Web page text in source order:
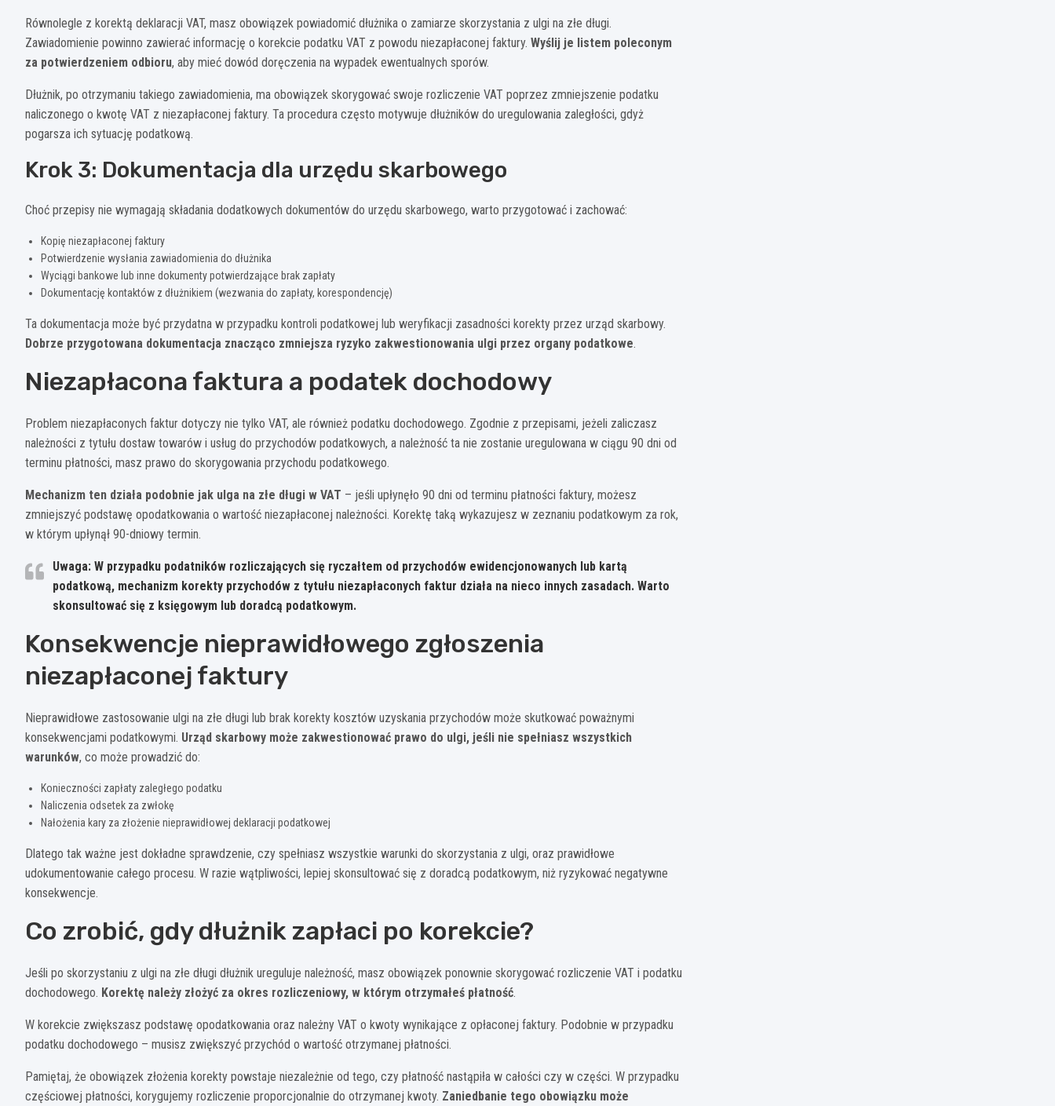
Równolegle z korektą deklaracji VAT, masz obowiązek powiadomić dłużnika o zamiarze skorzystania z ulgi na złe długi.
Zawiadomienie powinno zawierać informację o korekcie podatku VAT z powodu niezapłaconej faktury. Wyślij je listem poleconym
za potwierdzeniem odbioru, aby mieć dowód doręczenia na wypadek ewentualnych sporów.
Dłużnik, po otrzymaniu takiego zawiadomienia, ma obowiązek skorygować swoje rozliczenie VAT poprzez zmniejszenie podatku
naliczonego o kwotę VAT z niezapłaconej faktury. Ta procedura często motywuje dłużników do uregulowania zaległości, gdyż
pogarsza ich sytuację podatkową.
Krok 3: Dokumentacja dla urzędu skarbowego
Choć przepisy nie wymagają składania dodatkowych dokumentów do urzędu skarbowego, warto przygotować i zachować:
Kopię niezapłaconej faktury
Potwierdzenie wysłania zawiadomienia do dłużnika
Wyciągi bankowe lub inne dokumenty potwierdzające brak zapłaty
Dokumentację kontaktów z dłużnikiem (wezwania do zapłaty, korespondencję)
Ta dokumentacja może być przydatna w przypadku kontroli podatkowej lub weryfikacji zasadności korekty przez urząd skarbowy.
Dobrze przygotowana dokumentacja znacząco zmniejsza ryzyko zakwestionowania ulgi przez organy podatkowe.
Niezapłacona faktura a podatek dochodowy
Problem niezapłaconych faktur dotyczy nie tylko VAT, ale również podatku dochodowego. Zgodnie z przepisami, jeżeli zaliczasz
należności z tytułu dostaw towarów i usług do przychodów podatkowych, a należność ta nie zostanie uregulowana w ciągu 90 dni od
terminu płatności, masz prawo do skorygowania przychodu podatkowego.
Mechanizm ten działa podobnie jak ulga na złe długi w VAT – jeśli upłynęło 90 dni od terminu płatności faktury, możesz
zmniejszyć podstawę opodatkowania o wartość niezapłaconej należności. Korektę taką wykazujesz w zeznaniu podatkowym za rok,
w którym upłynął 90-dniowy termin.
Uwaga: W przypadku podatników rozliczających się ryczałtem od przychodów ewidencjonowanych lub kartą
podatkową, mechanizm korekty przychodów z tytułu niezapłaconych faktur działa na nieco innych zasadach. Warto
skonsultować się z księgowym lub doradcą podatkowym.
Konsekwencje nieprawidłowego zgłoszenia
niezapłaconej faktury
Nieprawidłowe zastosowanie ulgi na złe długi lub brak korekty kosztów uzyskania przychodów może skutkować poważnymi
konsekwencjami podatkowymi. Urząd skarbowy może zakwestionować prawo do ulgi, jeśli nie spełniasz wszystkich
warunków, co może prowadzić do:
Konieczności zapłaty zaległego podatku
Naliczenia odsetek za zwłokę
Nałożenia kary za złożenie nieprawidłowej deklaracji podatkowej
Dlatego tak ważne jest dokładne sprawdzenie, czy spełniasz wszystkie warunki do skorzystania z ulgi, oraz prawidłowe
udokumentowanie całego procesu. W razie wątpliwości, lepiej skonsultować się z doradcą podatkowym, niż ryzykować negatywne
konsekwencje.
Co zrobić, gdy dłużnik zapłaci po korekcie?
Jeśli po skorzystaniu z ulgi na złe długi dłużnik ureguluje należność, masz obowiązek ponownie skorygować rozliczenie VAT i podatku
dochodowego. Korektę należy złożyć za okres rozliczeniowy, w którym otrzymałeś płatność.
W korekcie zwiększasz podstawę opodatkowania oraz należny VAT o kwoty wynikające z opłaconej faktury. Podobnie w przypadku
podatku dochodowego – musisz zwiększyć przychód o wartość otrzymanej płatności.
Pamiętaj, że obowiązek złożenia korekty powstaje niezależnie od tego, czy płatność nastąpiła w całości czy w części. W przypadku
częściowej płatności, korygujemy rozliczenie proporcjonalnie do otrzymanej kwoty. Zaniedbanie tego obowiązku może